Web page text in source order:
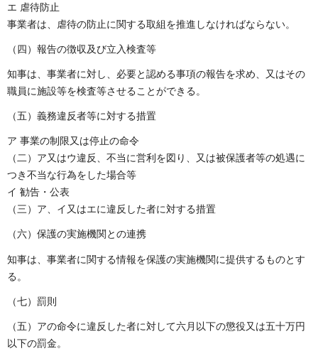
エ 虐待防止
事業者は、虐待の防止に関する取組を推進しなければならない。
（四）報告の徴収及び立入検査等
知事は、事業者に対し、必要と認める事項の報告を求め、又はその
職員に施設等を検査等させることができる。
（五）義務違反者等に対する措置
ア 事業の制限又は停止の命令
（二）ア又はウ違反、不当に営利を図り、又は被保護者等の処遇に
つき不当な行為をした場合等
イ 勧告・公表
（三）ア、イ又はエに違反した者に対する措置
（六）保護の実施機関との連携
知事は、事業者に関する情報を保護の実施機関に提供するものとす
る。
（七）罰則
（五）アの命令に違反した者に対して六月以下の懲役又は五十万円
以下の罰金。